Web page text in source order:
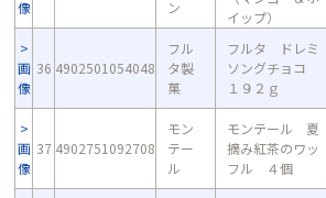
像
ン
イップ）
画
像
36 4902501054048
フル
タ製
菓
フルタ ドレミ
ソングチョコ
１９２ｇ
画
像
37 4902751092708
モン
テー
ル
モンテール 夏
摘み紅茶のワッ
フル ４個